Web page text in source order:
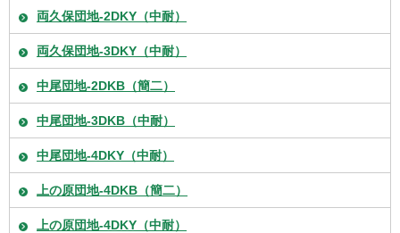
両久保団地-2DKY（中耐）
両久保団地-3DKY（中耐）
中尾団地-2DKB（簡二）
中尾団地-3DKB（中耐）
中尾団地-4DKY（中耐）
上の原団地-4DKB（簡二）
上の原団地-4DKY（中耐）